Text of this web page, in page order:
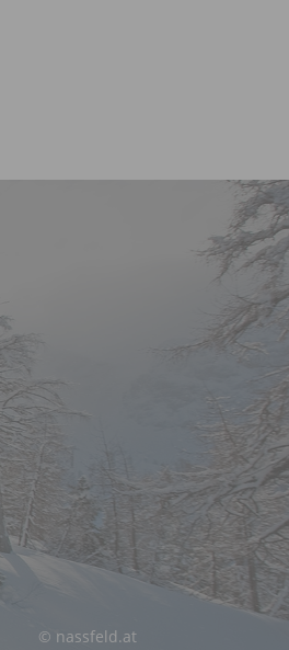
© nassfeld.at